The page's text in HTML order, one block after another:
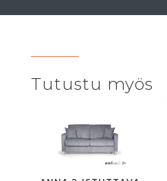
Tutustu myös